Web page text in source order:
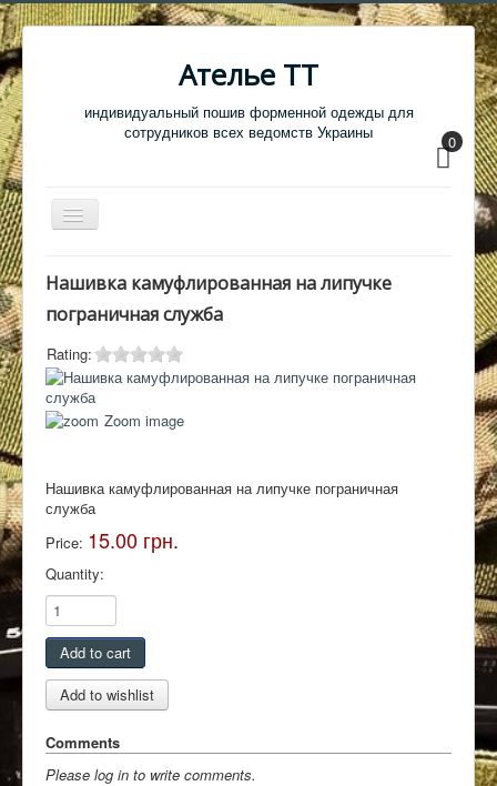
Ателье ТТ
индивидуальный пошив форменной одежды для
сотрудников всех ведомств Украины
0
Перемикач
навігації
Одежда
Обувь
Атрибутика
Головные уборы
Кабинет
Контакты
Нашивка камуфлированная на липучке
пограничная служба
Rating:
Zoom image
Нашивка камуфлированная на липучке пограничная
служба
Price: 15.00 грн.
Quantity:
Comments
Please log in to write comments.